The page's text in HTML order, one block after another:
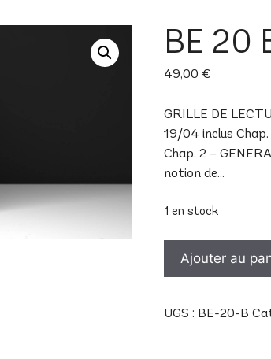
BE 20
49,00 €
GRILLE DE
19/04 inclus
Chap. 2 –
notion de…
1 en stock
20
Ajouter au
UGS : BE-20-B